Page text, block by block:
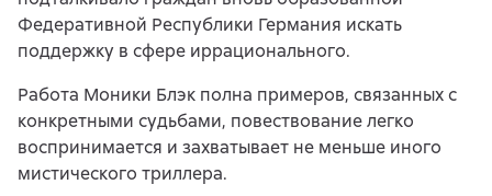
Федеративной Республики Германия искать
поддержку в сфере иррационального.
Работа Моники Блэк полна примеров, связанных с
конкретными судьбами, повествование легко
воспринимается и захватывает не меньше иного
мистического триллера.